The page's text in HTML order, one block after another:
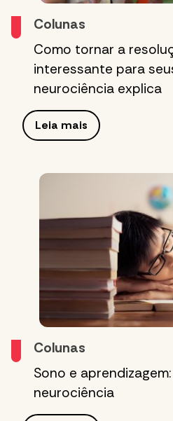
Colunas
Como tornar a
interessante para
neurociência explica
Leia mais
Colunas
Sono e
neurociência